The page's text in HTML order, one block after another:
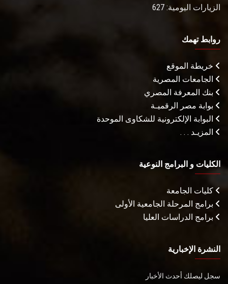
الزيارات اليومية: 627
روابط تهمك
خريطة الموقع
الجامعات المصرية
بنك المعرفة المصري
بوابة مصر الرقميـة
البوابة الإلكترونية للشكاوى الموحدة
المزيـد . . .
الكليات و البرامج النوعية
كليات الجامعة
برامج المرحلة الجامعية الأولى
برامج الدراسات العليا
النشرة الإخبارية
سجل ليصلك أحدث الأخبار